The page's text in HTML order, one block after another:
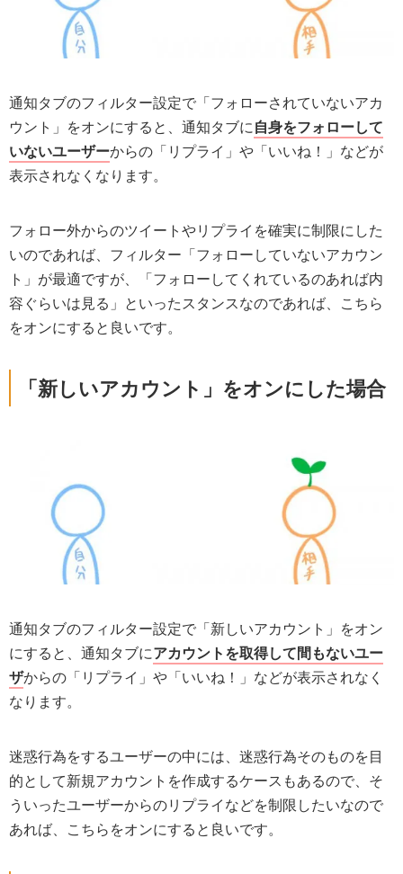
通知タブのフィルター設定で「フォローされていないアカ
ウント」をオンにすると、通知タブに自身をフォローして
いないユーザーからの「リプライ」や「いいね！」などが
表示されなくなります。
フォロー外からのツイートやリプライを確実に制限にした
いのであれば、フィルター「フォローしていないアカウン
ト」が最適ですが、「フォローしてくれているのあれば内
容ぐらいは見る」といったスタンスなのであれば、こちら
をオンにすると良いです。
「新しいアカウント」をオンにした場合
通知タブのフィルター設定で「新しいアカウント」をオン
にすると、通知タブにアカウントを取得して間もないユー
ザからの「リプライ」や「いいね！」などが表示されなく
なります。
迷惑行為をするユーザーの中には、迷惑行為そのものを目
的として新規アカウントを作成するケースもあるので、そ
ういったユーザーからのリプライなどを制限したいなので
あれば、こちらをオンにすると良いです。